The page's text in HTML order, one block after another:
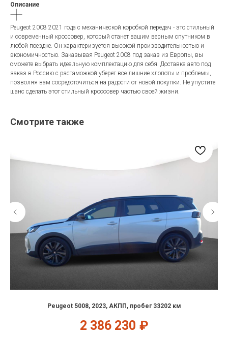
Описание
Peugeot 2008 2021 года с механической коробкой передач - это стильный
и современный кроссовер, который станет вашим верным спутником в
любой поездке. Он характеризуется высокой производительностью и
экономичностью. Заказывая Peugeot 2008 под заказ из Европы, вы
сможете выбрать идеальную комплектацию для себя. Доставка авто под
заказ в Россию с растаможкой уберет все лишние хлопоты и проблемы,
позволяя вам сосредоточиться на радости от новой покупки. Не упустите
шанс сделать этот стильный кроссовер частью своей жизни.
Смотрите также
Peugeot 5008, 2023, АКПП, пробег 33202 км
2 386 230 ₽